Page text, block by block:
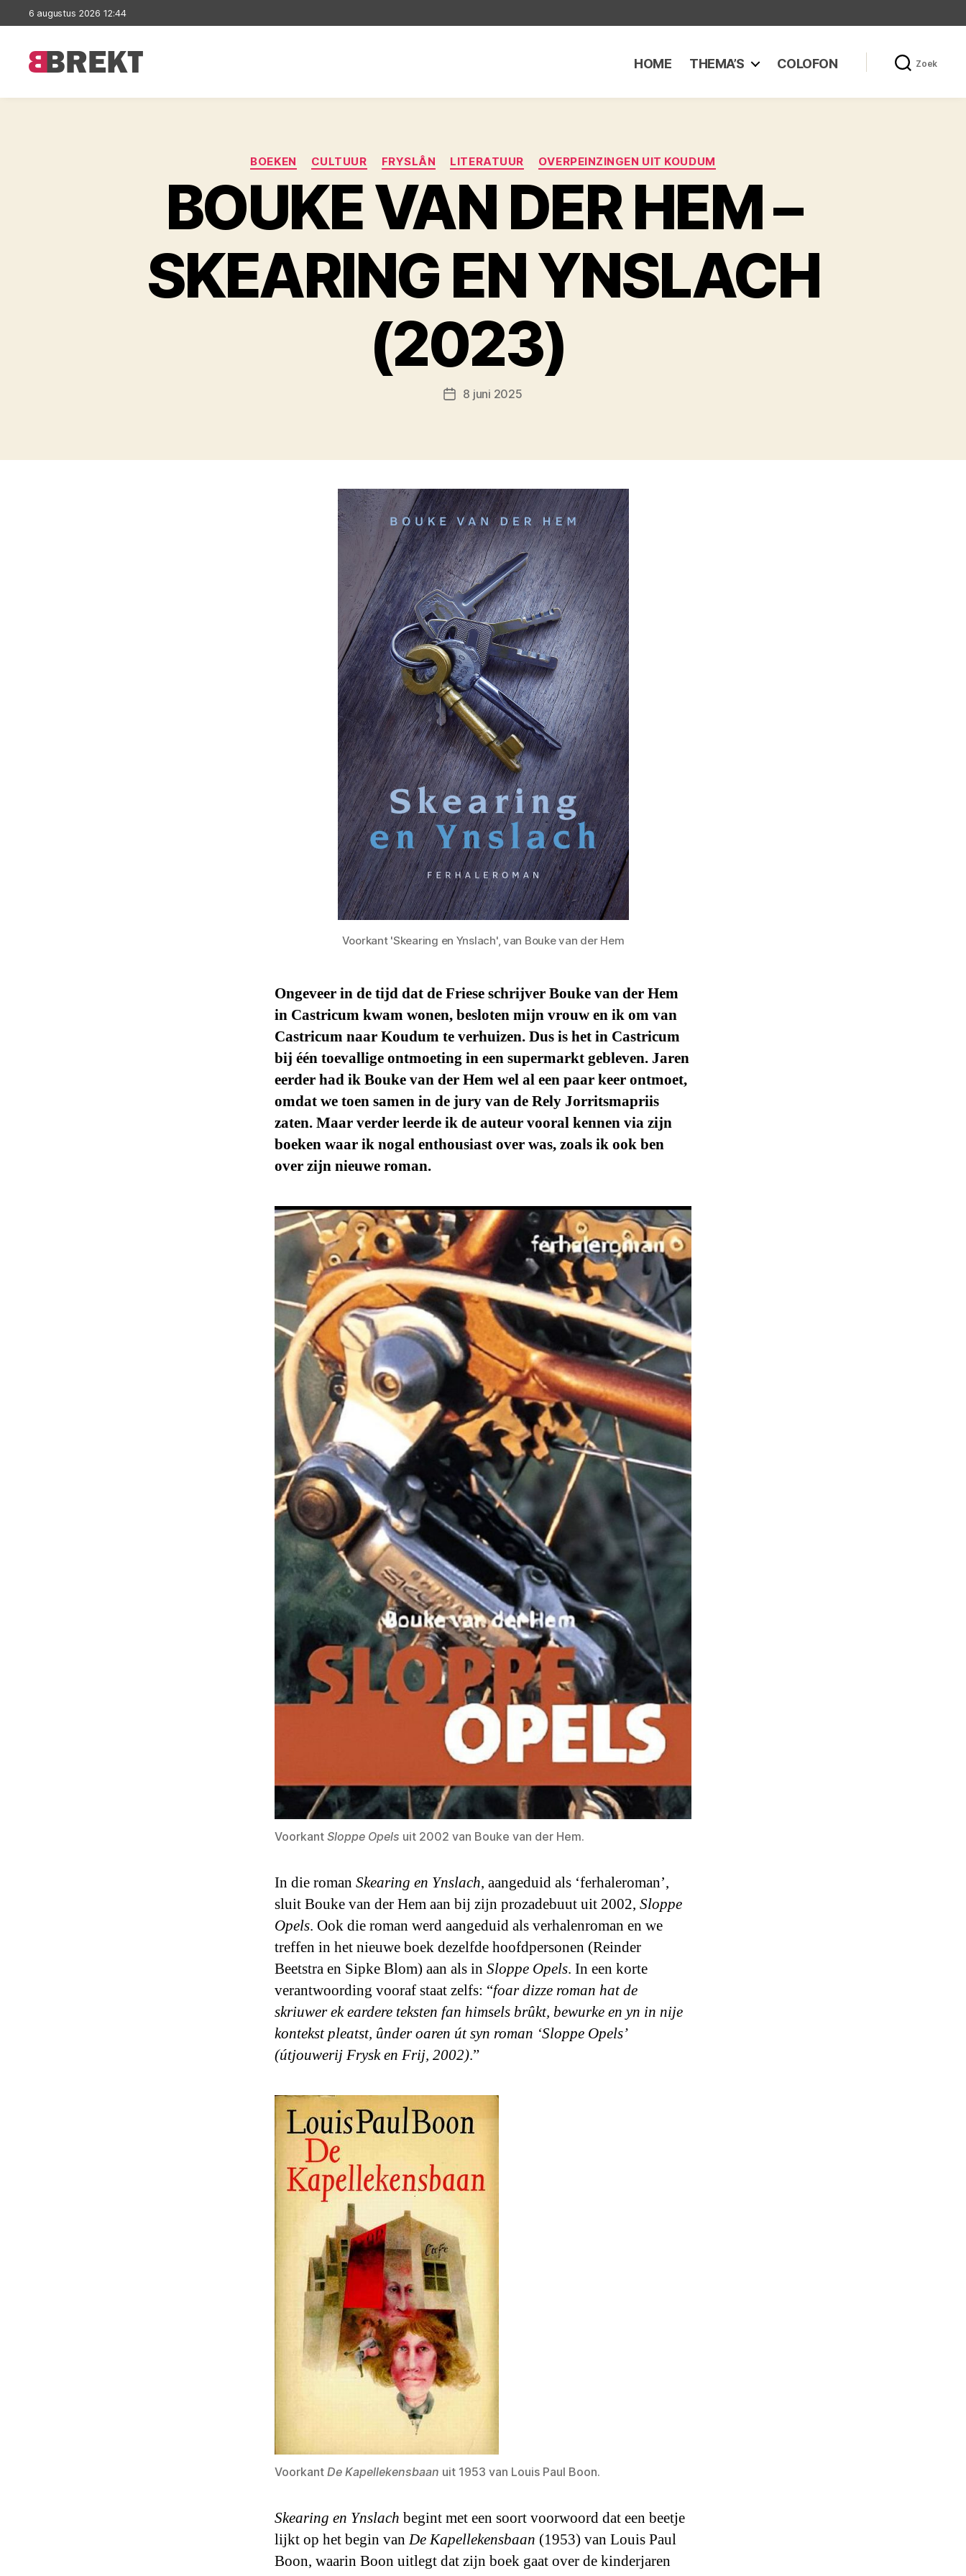
6 augustus 2026 12:44
HOME THEMA’S COLOFON Zoek
Categorieën
BOEKEN CULTUUR FRYSLÂN LITERATUUR OVERPEINZINGEN UIT KOUDUM
BOUKE VAN DER HEM –
SKEARING EN YNSLACH
(2023)
Berichtdatum
8 juni 2025
Voorkant 'Skearing en Ynslach', van Bouke van der Hem
Ongeveer in de tijd dat de Friese schrijver Bouke van der Hem
in Castricum kwam wonen, besloten mijn vrouw en ik om van
Castricum naar Koudum te verhuizen. Dus is het in Castricum
bij één toevallige ontmoeting in een supermarkt gebleven. Jaren
eerder had ik Bouke van der Hem wel al een paar keer ontmoet,
omdat we toen samen in de jury van de Rely Jorritsmapriis
zaten. Maar verder leerde ik de auteur vooral kennen via zijn
boeken waar ik nogal enthousiast over was, zoals ik ook ben
over zijn nieuwe roman.
Voorkant Sloppe Opels uit 2002 van Bouke van der Hem.
In die roman Skearing en Ynslach, aangeduid als ‘ferhaleroman’,
sluit Bouke van der Hem aan bij zijn prozadebuut uit 2002, Sloppe
Opels. Ook die roman werd aangeduid als verhalenroman en we
treffen in het nieuwe boek dezelfde hoofdpersonen (Reinder
Beetstra en Sipke Blom) aan als in Sloppe Opels. In een korte
verantwoording vooraf staat zelfs: “foar dizze roman hat de
skriuwer ek eardere teksten fan himsels brûkt, bewurke en yn in nije
kontekst pleatst, ûnder oaren út syn roman ‘Sloppe Opels’
(útjouwerij Frysk en Frij, 2002).”
Voorkant De Kapellekensbaan uit 1953 van Louis Paul Boon.
Skearing en Ynslach begint met een soort voorwoord dat een beetje
lijkt op het begin vanDe Kapellekensbaan (1953) van Louis Paul
Boon, waarin Boon uitlegt dat zijn boek gaat over de kinderjaren